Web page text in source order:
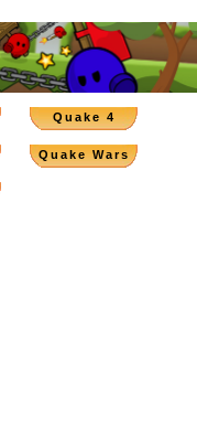
Quake 4
Quake Wars